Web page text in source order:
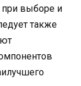
при выборе и
также